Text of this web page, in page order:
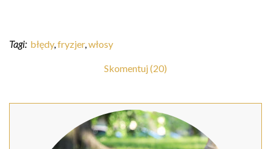
Tagi: błędy,fryzjer,włosy
Skomentuj (20)